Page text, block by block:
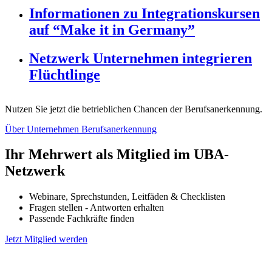
Informationen zu Integrationskursen
auf “Make it in Germany”
Netzwerk Unternehmen integrieren
Flüchtlinge
Nutzen Sie jetzt die betrieblichen Chancen der Berufsanerkennung.
Über Unternehmen Berufsanerkennung
Ihr Mehrwert als Mitglied im UBA-
Netzwerk
Webinare, Sprechstunden, Leitfäden & Checklisten
Fragen stellen - Antworten erhalten
Passende Fachkräfte finden
Jetzt Mitglied werden